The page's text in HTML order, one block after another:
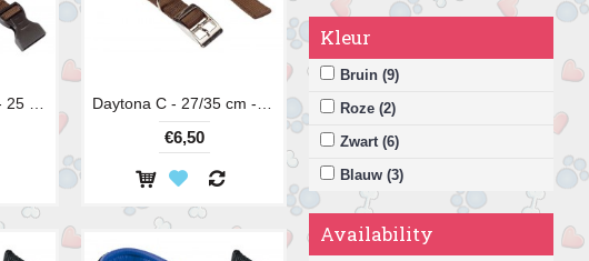
Kleur
Bruin (9)
Roze (2)
Zwart (6)
Blauw (3)
Availability
€6,50